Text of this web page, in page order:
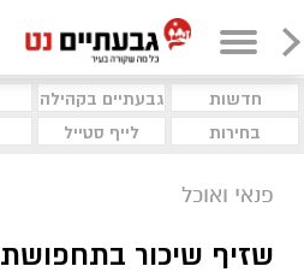
חדשות גבעתיים בקהילה
בחירות
לייף סטייל
פנאי ואוכל
שזיף שיכור בתחפושת